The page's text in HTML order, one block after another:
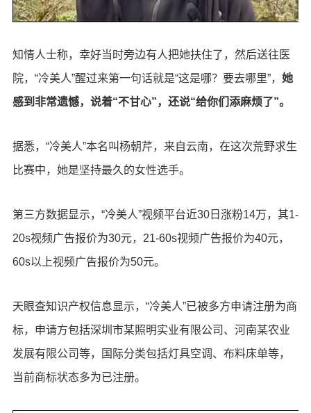
知情人士称，幸好当时旁边有人把她扶住了，然后送往医
院，“冷美人”醒过来第一句话就是“这是哪？要去哪里”， 她
感到非常遗憾，说着“不甘心”，还说“给你们添麻烦了”。
据悉，“冷美人”本名叫杨朝芹，来自云南，在这次荒野求生
比赛中，她是坚持最久的女性选手。
第三方数据显示，“冷美人”视频平台近30日涨粉14万，其1-
20s视频广告报价为30元，21-60s视频广告报价为40元，
60s以上视频广告报价为50元。
天眼查知识产权信息显示，“冷美人”已被多方申请注册为商
标，申请方包括深圳市某照明实业有限公司、河南某农业
发展有限公司等，国际分类包括灯具空调、布料床单等，
当前商标状态多为已注册。